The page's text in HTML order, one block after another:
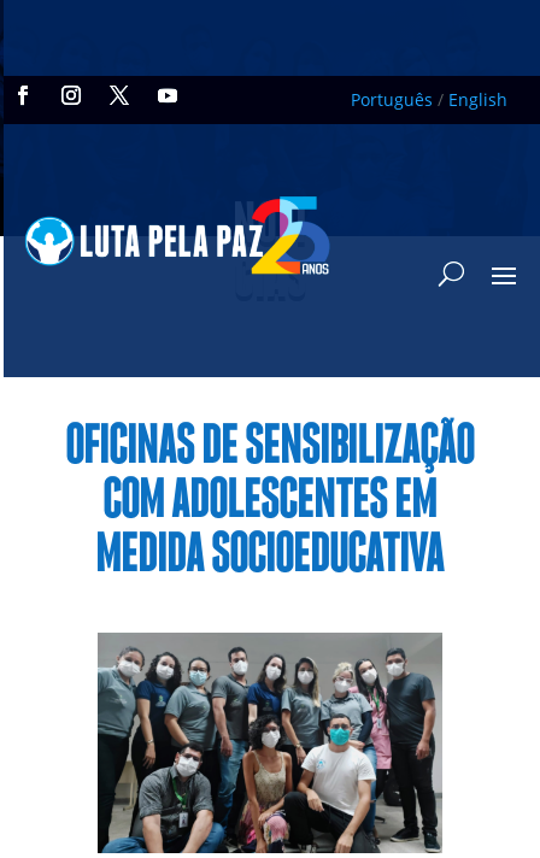
Português / English
NOTÍ
CIAS
OFICINAS DE SENSIBILIZAÇÃO
COM ADOLESCENTES EM
MEDIDA SOCIOEDUCATIVA